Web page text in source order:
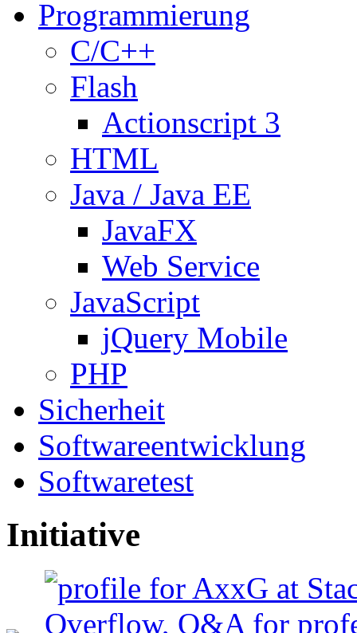
Programmierung
C/C++
Flash
Actionscript 3
HTML
Java / Java EE
JavaFX
Web Service
JavaScript
jQuery Mobile
PHP
Sicherheit
Softwareentwicklung
Softwaretest
Initiative